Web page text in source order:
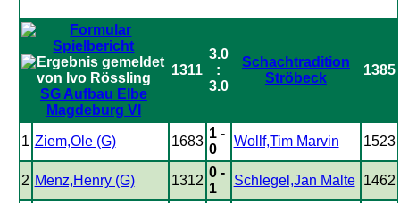
SG Aufbau Elbe
Magdeburg VI
1311
3.0
:
3.0
Schachtradition
Ströbeck
1385
1 Ziem,Ole (G) 1683
1 -
0
Wollf,Tim Marvin 1523
2 Menz,Henry (G) 1312
0 -
1
Schlegel,Jan Malte 1462